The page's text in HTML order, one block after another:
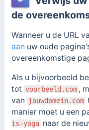
de
Wanneer u de URL
aan uw oude
overeenkomstige
Als u bijvoorbeeld
tot voorbeeld.com ,
van
jouwdomein.com
manier moet u een
is-yoga naar de